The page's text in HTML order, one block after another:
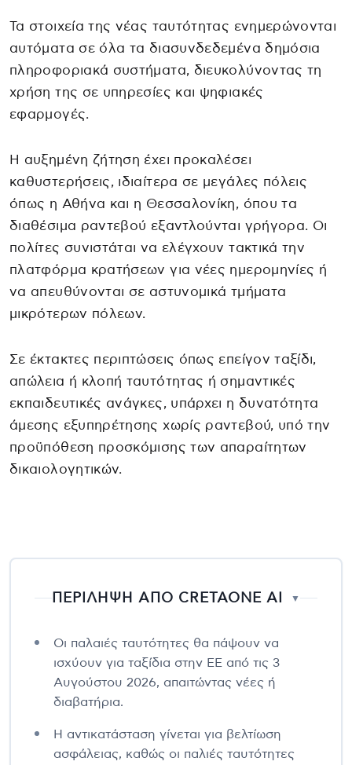
Τα στοιχεία της νέας ταυτότητας ενημερώνονται
αυτόματα σε όλα τα διασυνδεδεμένα δημόσια
πληροφοριακά συστήματα, διευκολύνοντας τη
χρήση της σε υπηρεσίες και ψηφιακές
εφαρμογές.
Η αυξημένη ζήτηση έχει προκαλέσει
καθυστερήσεις, ιδιαίτερα σε μεγάλες πόλεις
όπως η Αθήνα και η Θεσσαλονίκη, όπου τα
διαθέσιμα ραντεβού εξαντλούνται γρήγορα. Οι
πολίτες συνιστάται να ελέγχουν τακτικά την
πλατφόρμα κρατήσεων για νέες ημερομηνίες ή
να απευθύνονται σε αστυνομικά τμήματα
μικρότερων πόλεων.
Σε έκτακτες περιπτώσεις όπως επείγον ταξίδι,
απώλεια ή κλοπή ταυτότητας ή σημαντικές
εκπαιδευτικές ανάγκες, υπάρχει η δυνατότητα
άμεσης εξυπηρέτησης χωρίς ραντεβού, υπό την
προϋπόθεση προσκόμισης των απαραίτητων
δικαιολογητικών.
ΠΕΡΙΛΗΨΗ ΑΠΟ CRETAONE AI ▼
Οι παλαιές ταυτότητες θα πάψουν να
ισχύουν για ταξίδια στην ΕΕ από τις 3
Αυγούστου 2026, απαιτώντας νέες ή
διαβατήρια.
Η αντικατάσταση γίνεται για βελτίωση
ασφάλειας, καθώς οι παλιές ταυτότητες